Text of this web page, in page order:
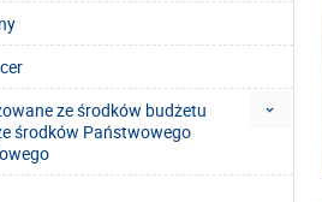
ze środków budżetu
środków Państwowego